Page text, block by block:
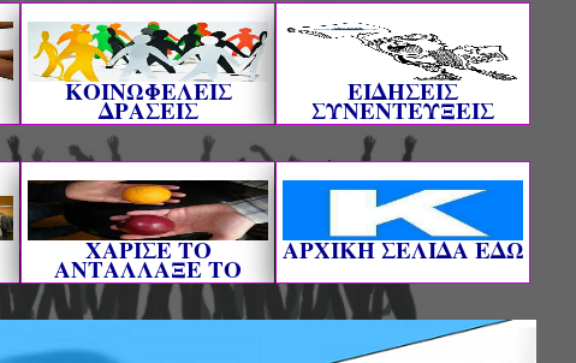
ΚΟΙΝΩΦΕΛΕΙΣ
ΔΡΑΣΕΙΣ
ΕΙΔΗΣΕΙΣ
ΣΥΝΕΝΤΕΥΞΕΙΣ
ΧΑΡΙΣΕ ΤΟ
ΑΝΤΑΛΛΑΞΕ ΤΟ
AΡΧΙΚΗ ΣΕΛΙΔΑ ΕΔΩ